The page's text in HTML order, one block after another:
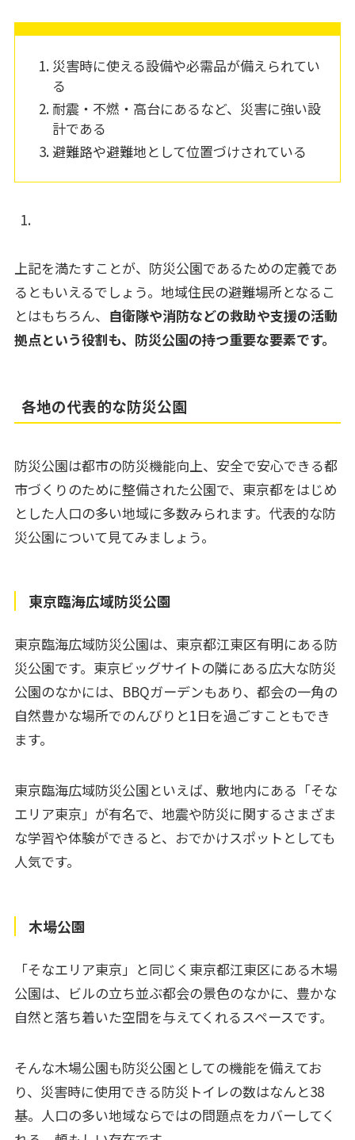
災害時に使える設備や必需品が備えられてい
る
耐震・不燃・高台にあるなど、災害に強い設
計である
避難路や避難地として位置づけされている
上記を満たすことが、防災公園であるための定義であ
るともいえるでしょう。地域住民の避難場所となるこ
とはもちろん、 自衛隊や消防などの救助や支援の活動
拠点という役割も、防災公園の持つ重要な要素です。
各地の代表的な防災公園
防災公園は都市の防災機能向上、安全で安心できる都
市づくりのために整備された公園で、東京都をはじめ
とした人口の多い地域に多数みられます。代表的な防
災公園について見てみましょう。
東京臨海広域防災公園
東京臨海広域防災公園は、東京都江東区有明にある防
災公園です。東京ビッグサイトの隣にある広大な防災
公園のなかには、BBQガーデンもあり、都会の一角の
自然豊かな場所でのんびりと1日を過ごすこともでき
ます。
東京臨海広域防災公園といえば、敷地内にある「そな
エリア東京」が有名で、地震や防災に関するさまざま
な学習や体験ができると、おでかけスポットとしても
人気です。
木場公園
「そなエリア東京」と同じく東京都江東区にある木場
公園は、ビルの立ち並ぶ都会の景色のなかに、豊かな
自然と落ち着いた空間を与えてくれるスペースです。
そんな木場公園も防災公園としての機能を備えてお
り、災害時に使用できる防災トイレの数はなんと38
基。人口の多い地域ならではの問題点をカバーしてく